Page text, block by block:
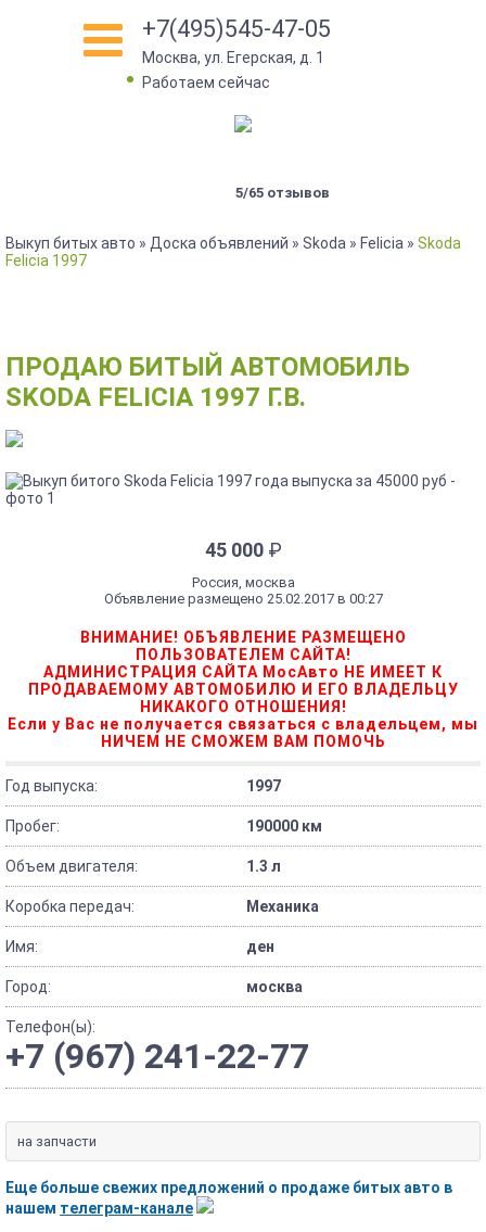
+7(495)545-47-05
Москва, ул. Егерская, д. 1
• Работаем сейчас
5/65 отзывов
Выкуп битых авто » Доска объявлений » Skoda » Felicia » Skoda
Felicia 1997
ПРОДАЮ БИТЫЙ АВТОМОБИЛЬ
SKODA FELICIA 1997 Г.В.
45 000 ₽
Россия, москва
Объявление размещено 25.02.2017 в 00:27
ВНИМАНИЕ! ОБЪЯВЛЕНИЕ РАЗМЕЩЕНО
ПОЛЬЗОВАТЕЛЕМ САЙТА!
АДМИНИСТРАЦИЯ САЙТА МосАвто НЕ ИМЕЕТ К
ПРОДАВАЕМОМУ АВТОМОБИЛЮ И ЕГО ВЛАДЕЛЬЦУ
НИКАКОГО ОТНОШЕНИЯ!
Если у Вас не получается связаться с владельцем, мы
НИЧЕМ НЕ СМОЖЕМ ВАМ ПОМОЧЬ
Год выпуска: 1997
Пробег: 190000 км
Объем двигателя: 1.3 л
Коробка передач: Механика
Имя: ден
Город: москва
Телефон(ы):
+7 (967) 241-22-77
на запчасти
Еще больше свежих предложений о продаже битых авто в
нашем телеграм-канале